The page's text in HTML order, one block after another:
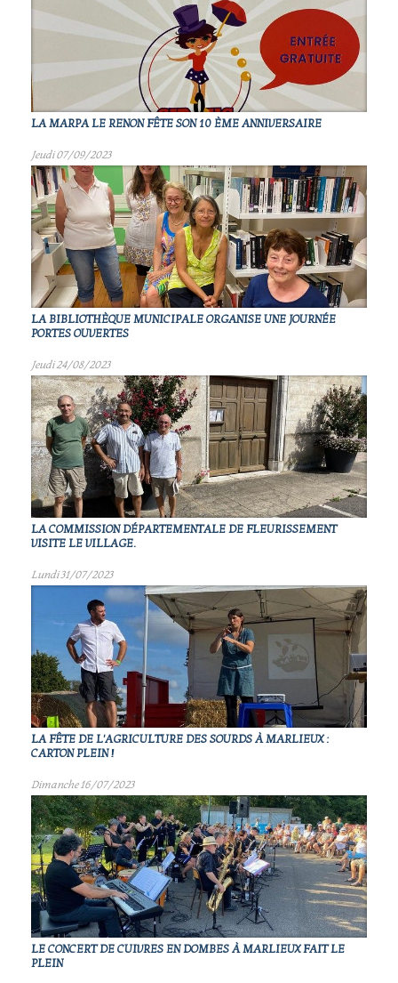
LA MARPA LE RENON FÊTE SON 10 ÈME ANNIVERSAIRE
Jeudi 07/09/2023
LA BIBLIOTHÈQUE MUNICIPALE ORGANISE UNE JOURNÉE
PORTES OUVERTES
Jeudi 24/08/2023
LA COMMISSION DÉPARTEMENTALE DE FLEURISSEMENT
VISITE LE VILLAGE.
Lundi 31/07/2023
LA FÊTE DE L'AGRICULTURE DES SOURDS À MARLIEUX :
CARTON PLEIN !
Dimanche 16/07/2023
LE CONCERT DE CUIVRES EN DOMBES À MARLIEUX FAIT LE
PLEIN